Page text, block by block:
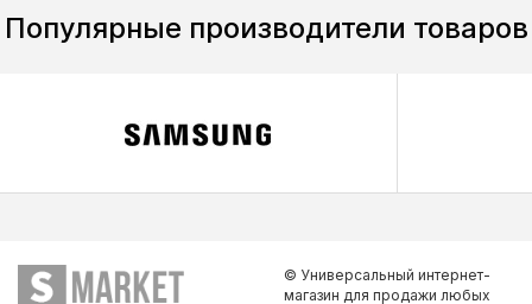
Популярные производители товаров
© Универсальный интернет-
магазин для продажи любых